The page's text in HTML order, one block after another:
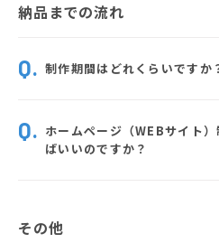
納品までの流れ
制作期間はどれくらいですか
ホームページ（WEBサイト
ばいいのですか？
その他